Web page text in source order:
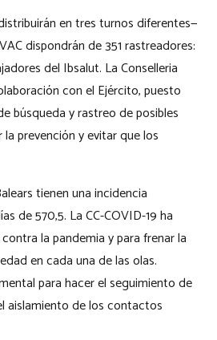
en tres turnos diferentes—
dispondrán de 351 rastreadores:
del Ibsalut. La Conselleria
con el Ejército, puesto
búsqueda y rastreo de posibles
prevención y evitar que los
tienen una incidencia
de 570,5. La CC-COVID-19 ha
la pandemia y para frenar la
en cada una de las olas.
para hacer el seguimiento de
aislamiento de los contactos